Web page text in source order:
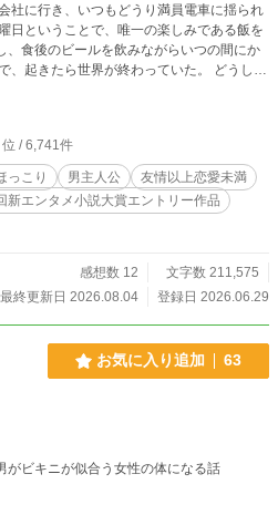
社に行き、いつもどうり満員電車に揺られ
日ということで、唯一の楽しみである飯を
、食後のビールを飲みながらいつの間にか
きたら世界が終わっていた。 どうして
と、スマホに見知らぬ番号からメッセージ
あなたは選ばれた人です。 この週末の世
ずらだと思ったん
てみてその言葉が真実だと分かった。
りゃあ……！人っ子一人いやしね
助かったぜ、鈴木！ お前がいたら何とか
と、隣の鈴木の 終末飯うまスローライフの
しております！ 表紙のみAIでイラスト作成
ました。
位 / 6,741件
っこり 男主人公
友情以上恋愛未満
新エンタメ小説大賞エントリー作品
感想数 12
文字数 211,575
最終更新日 2026.08.04
登録日 2026.06.29
お気に入り追加 63
がビキニが似合う女性の体になる話